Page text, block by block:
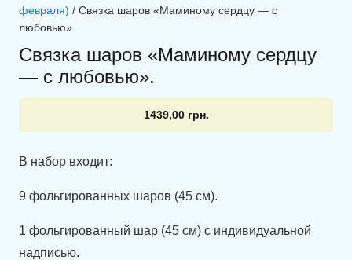
февраля) / Связка шаров «Маминому сердцу — с
любовью».
Связка шаров «Маминому сердцу
— с любовью».
1439,00 грн.
В набор входит:
9 фольгированных шаров (45 см).
1 фольгированный шар (45 см) с индивидуальной
надписью.